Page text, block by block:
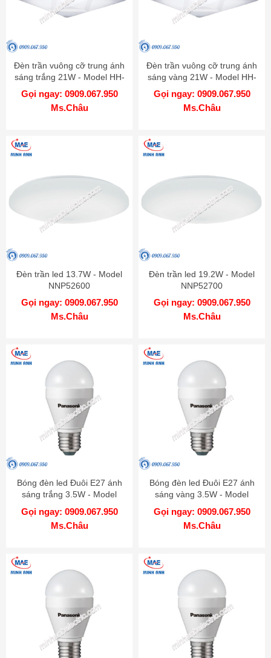
Đèn trần vuông cỡ trung ánh
sáng trắng 21W - Model HH-
LA157688
Gọi ngay: 0909.067.950
Ms.Châu
Đèn trần vuông cỡ trung ánh
sáng vàng 21W - Model HH-
LA157488
Gọi ngay: 0909.067.950
Ms.Châu
Đèn trần led 13.7W - Model
NNP52600
Gọi ngay: 0909.067.950
Ms.Châu
Đèn trần led 19.2W - Model
NNP52700
Gọi ngay: 0909.067.950
Ms.Châu
Bóng đèn led Đuôi E27 ánh
sáng trắng 3.5W - Model
LDAHV4DG4A
Gọi ngay: 0909.067.950
Ms.Châu
Bóng đèn led Đuôi E27 ánh
sáng vàng 3.5W - Model
LDAHV4LG4A
Gọi ngay: 0909.067.950
Ms.Châu